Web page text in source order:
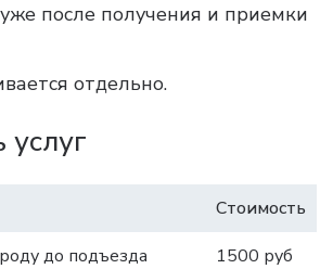
после получения и приемки
отдельно.
услуг
Стоимость
до подъезда
1500 руб